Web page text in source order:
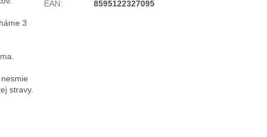
3
stravy.
EAN: 8595122327095